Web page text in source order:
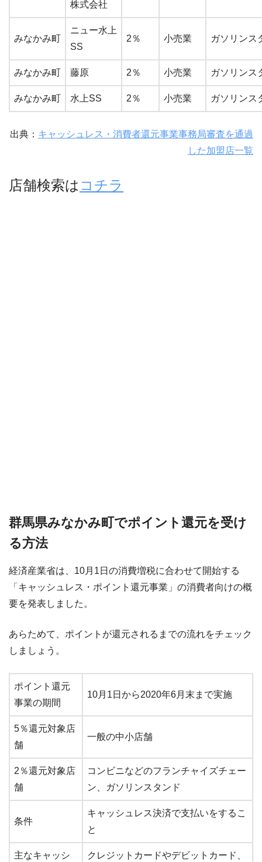
株式会社
みなかみ町
ニュー水上
SS
2％ 小売業 ガソリンス
みなかみ町 藤原 2％ 小売業 ガソリンス
みなかみ町 水上SS 2％ 小売業 ガソリンス
出典： キャッシュレス・消費者還元事業事務局審査を通過
した加盟店一覧
店舗検索は コチラ
群馬県みなかみ町でポイント還元を受け
る方法
経済産業省は、10月1日の消費増税に合わせて開始する
「キャッシュレス・ポイント還元事業」の消費者向けの概
要を発表しました。
あらためて、ポイントが還元されるまでの流れをチェック
しましょう。
ポイント還元
事業の期間
10月1日から2020年6月末まで実施
5％還元対象店
舗
一般の中小店舗
2％還元対象店
舗
コンビニなどのフランチャイズチェー
ン、ガソリンスタンド
条件
キャッシュレス決済で支払いをするこ
と
主なキャッシ
クレジットカードやデビットカード、